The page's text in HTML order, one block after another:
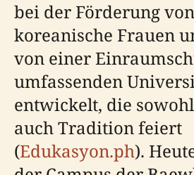
bei der Förderung
koreanische Frauen
von einer
umfassenden
entwickelt, die
auch Tradition feiert
(Edukasyon.ph).